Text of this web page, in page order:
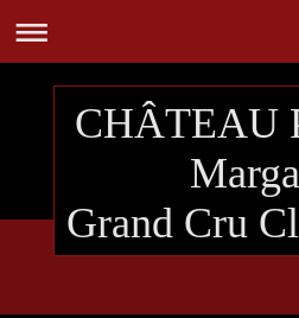
CHÂTEAU
Grand Cru